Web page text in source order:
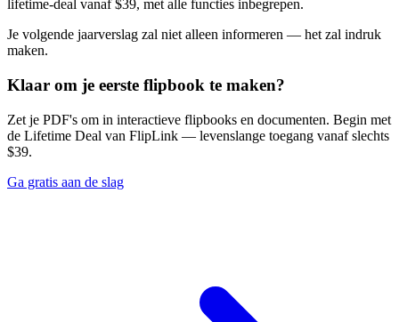
lifetime-deal vanaf $39, met alle functies inbegrepen.
Je volgende jaarverslag zal niet alleen informeren — het zal indruk
maken.
Klaar om je eerste flipbook te maken?
Zet je PDF's om in interactieve flipbooks en documenten. Begin met
de Lifetime Deal van FlipLink — levenslange toegang vanaf slechts
$39.
Ga gratis aan de slag